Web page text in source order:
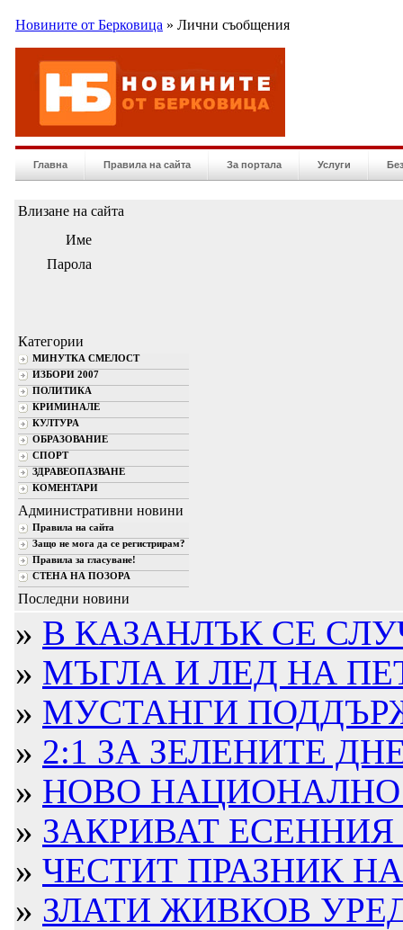
Новините от Берковица » Лични съобщения
Главна Правила на сайта За портала Услуги
Влизане на сайта
Име
Парола
Категории
МИНУТКА СМЕЛОСТ
ИЗБОРИ 2007
ПОЛИТИКА
КРИМИНАЛЕ
КУЛТУРА
ОБРАЗОВАНИЕ
СПОРТ
ЗДРАВЕОПАЗВАНЕ
КОМЕНТАРИ
Административни новини
Правила на сайта
Защо не мога да се регистрирам?
Правила за гласуване!
СТЕНА НА ПОЗОРА
Последни новини
» В КАЗАНЛЪК СЕ
» МЪГЛА И ЛЕД НА
» МУСТАНГИ
» 2:1 ЗА ЗЕЛЕНИТЕ
» НОВО НАЦИОНАЛНО
» ЗАКРИВАТ
» ЧЕСТИТ ПРАЗНИК
» ЗЛАТИ ЖИВКОВ